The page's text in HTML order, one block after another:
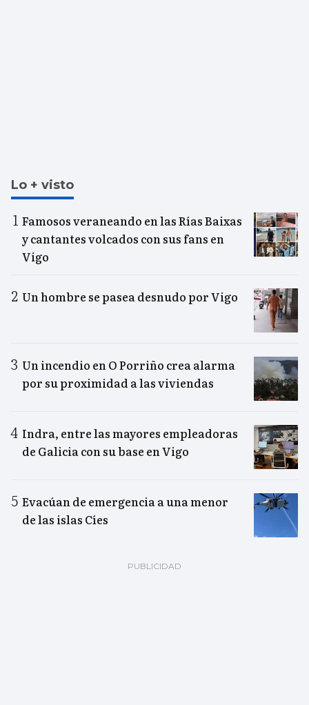
Lo + visto
Famosos veraneando en las Rías Baixas
y cantantes volcados con sus fans en
Vigo
Un hombre se pasea desnudo por Vigo
Un incendio en O Porriño crea alarma
por su proximidad a las viviendas
Indra, entre las mayores empleadoras
de Galicia con su base en Vigo
Evacúan de emergencia a una menor
de las islas Cíes